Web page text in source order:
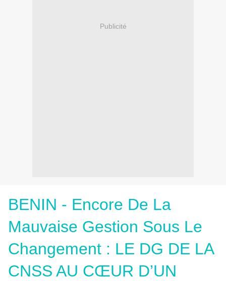
Publicité
BENIN - Encore De La
Mauvaise Gestion Sous Le
Changement : LE DG DE LA
CNSS AU CŒUR D’UN